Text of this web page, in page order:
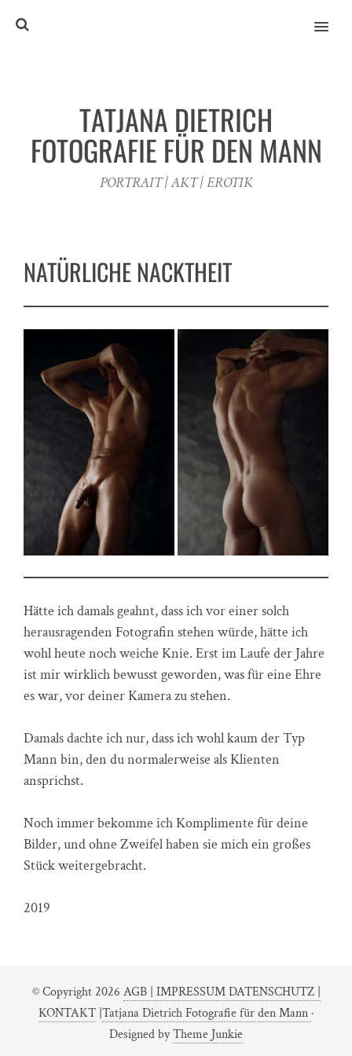
MENU
TATJANA DIETRICH
FOTOGRAFIE FÜR DEN MANN
PORTRAIT | AKT | EROTIK
NATÜRLICHE NACKTHEIT
Hätte ich damals geahnt, dass ich vor einer solch
herausragenden Fotografin stehen würde, hätte ich
wohl heute noch weiche Knie. Erst im Laufe der Jahre
ist mir wirklich bewusst geworden, was für eine Ehre
es war, vor deiner Kamera zu stehen.
Damals dachte ich nur, dass ich wohl kaum der Typ
Mann bin, den du normalerweise als Klienten
ansprichst.
Noch immer bekomme ich Komplimente für deine
Bilder, und ohne Zweifel haben sie mich ein großes
Stück weitergebracht.
2019
© Copyright 2026 AGB | IMPRESSUM DATENSCHUTZ |
KONTAKT |Tatjana Dietrich Fotografie für den Mann ·
Designed byTheme Junkie